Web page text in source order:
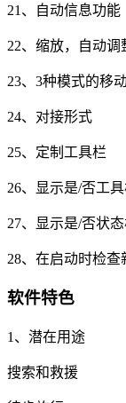
21、自动信息功能
22、缩放，自动
23、3种模式的移
24、对接形式
25、定制工具栏
26、显示是/否工
27、显示是/否状
28、在启动时检查
软件特色
1、潜在用途
搜索和救援